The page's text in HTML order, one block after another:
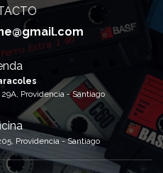
Providencia - Santiago
Providencia - Santiago